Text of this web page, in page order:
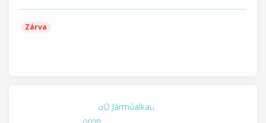
Zárva